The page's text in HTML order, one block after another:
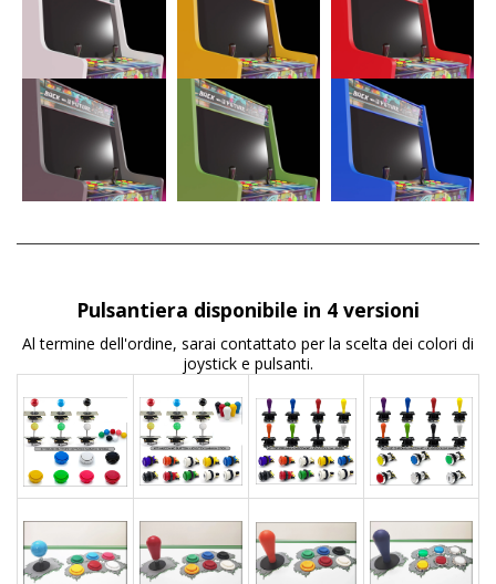
Pulsantiera disponibile in 4 versioni
Al termine dell'ordine, sarai contattato per la scelta dei colori di
joystick e pulsanti.